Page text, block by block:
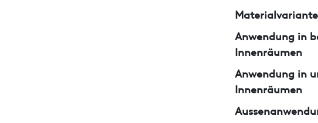
Materialvariante
Anwendung in
Innenräumen
Anwendung in
Innenräumen